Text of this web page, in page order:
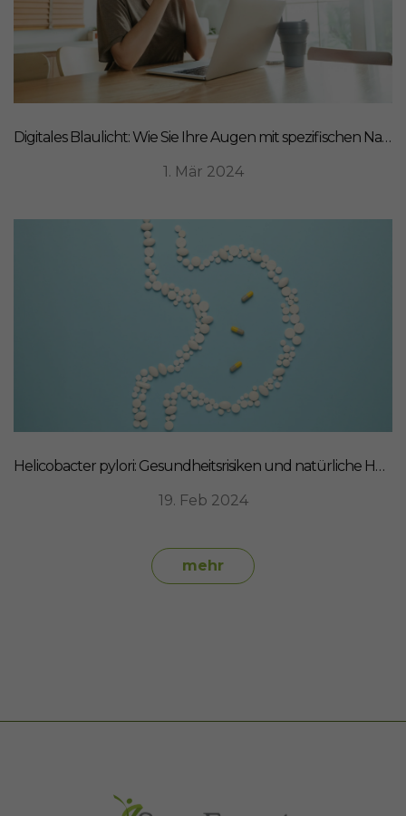
Digitales Blaulicht: Wie Sie Ihre Augen mit spezifischen Nahrungsergänzungsmitteln schützen können
1. Mär 2024
Helicobacter pylori: Gesundheitsrisiken und natürliche Heilmittel
19. Feb 2024
mehr